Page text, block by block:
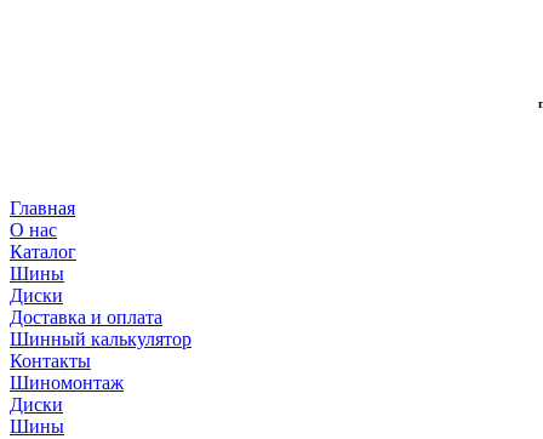
Главная
О нас
Каталог
Шины
Диски
Доставка и оплата
Шинный калькулятор
Контакты
Шиномонтаж
Диски
Шины